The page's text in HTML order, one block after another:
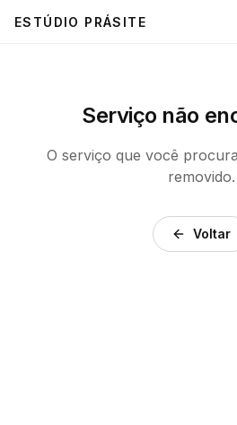
ESTÚDIO PRÁSITE
Serviço não
O serviço que você
removido.
Voltar